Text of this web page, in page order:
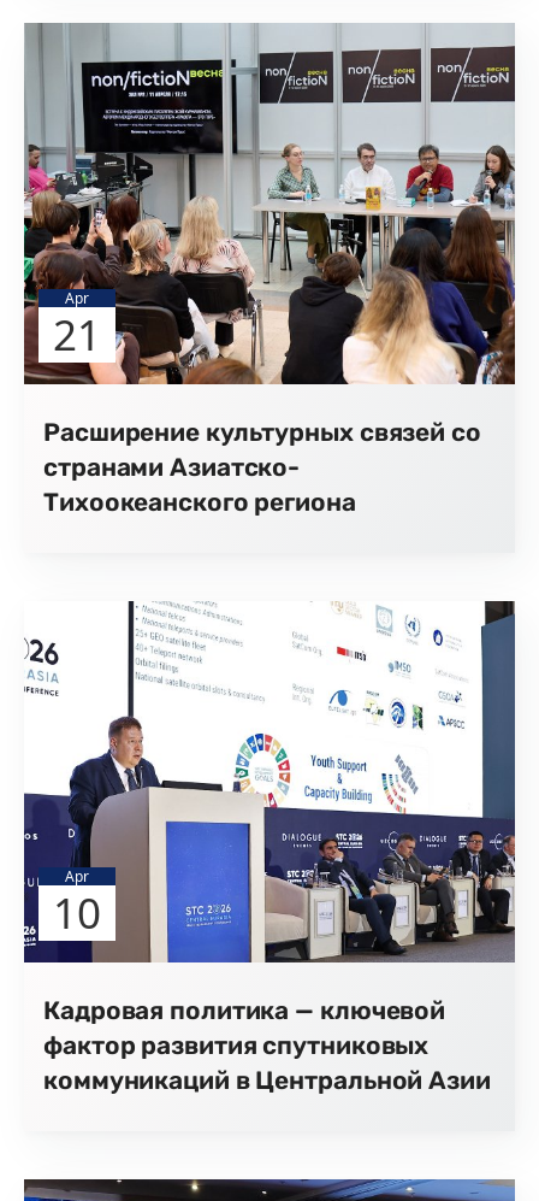
Apr
21
Расширение культурных связей со
странами Азиатско-
Тихоокеанского региона
Apr
10
Кадровая политика — ключевой
фактор развития спутниковых
коммуникаций в Центральной Азии